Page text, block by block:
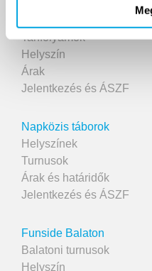
Tanfolyamok
Helyszín
Árak
Jelentkezés és ÁSZF
Napközis táborok
Helyszínek
Turnusok
Árak és határidők
Jelentkezés és ÁSZF
Funside Balaton
Balatoni turnusok
Helyszín